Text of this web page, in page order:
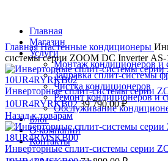
Главная
Магазин
Услуги
Монтаж кондиционеров и
Заправка сплит-системы
Чистка кондиционеров
Ремонт кондиционеров и
Обслуживание
Блог
О компании
Контакты
ГлавнаяНастенные кондиционеры
системы серии ZOOM DC Inverter
Инверторные сплит-системы серии
10UR4RYRKB0239 790,00₽
Назад к товарам
Инверторные сплит-системы серии